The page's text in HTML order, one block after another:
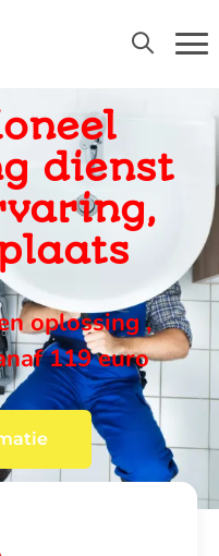
dienst
oplossing ,
119 euro